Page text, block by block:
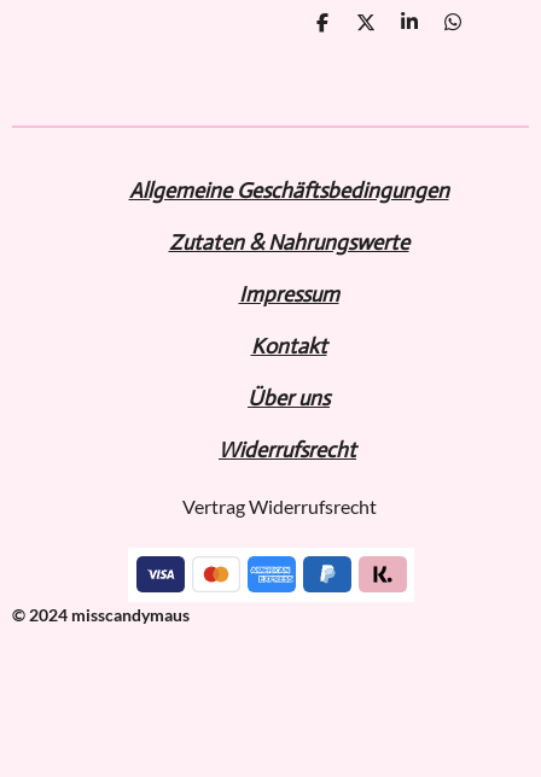
T
n
T
n
T
n
T
n
Allgemeine Geschäftsbedingungen
Zutaten & Nahrungswerte
Impressum
Kontakt
Über uns
Widerrufsrecht
Vertrag Widerrufsrecht
© 2024 misscandymaus